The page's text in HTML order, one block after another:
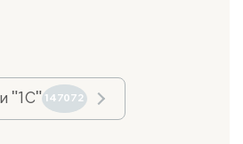
"1С" 147072